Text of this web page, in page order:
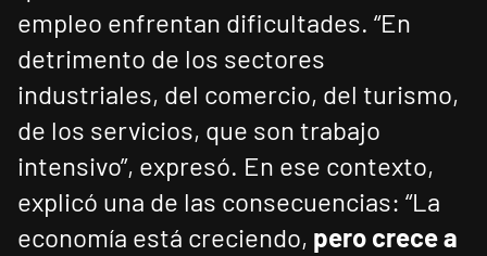
empleo enfrentan dificultades. “En
detrimento de los sectores
industriales, del comercio, del turismo,
de los servicios, que son trabajo
intensivo”, expresó. En ese contexto,
explicó una de las consecuencias: “La
economía está creciendo, pero crece a